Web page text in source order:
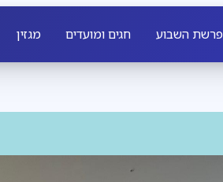
פרשת השבוע חגים ומועדים מגזין